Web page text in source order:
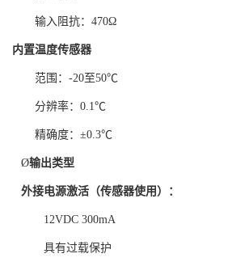
输入阻抗：470Ω
内置温度传感器
范围：-20至50℃
分辨率：0.1℃
精确度：±0.3℃
Ø输出类型
外接电源激活（传感器使用）：
12VDC 300mA
具有过载保护